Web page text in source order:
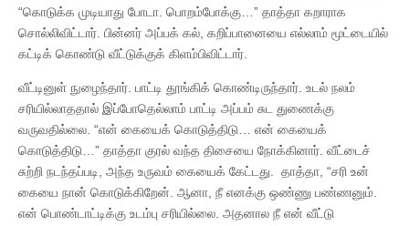
“கொடுக்க முடியாது போடா. பொறம்போக்கு…” தாத்தா கறாராக
சொல்லிவிட்டார். பின்னர் அப்பக் கல், கறிப்பானையை எல்லாம் மூட்டையில்
கட்டிக் கொண்டு வீட்டுக்குக் கிளம்பிவிட்டார்.
வீட்டினுள் நுழைந்தார். பாட்டி தூங்கிக் கொண்டிருந்தார். உடல் நலம்
சரியில்லாததால் இப்போதெல்லாம் பாட்டி அப்பம் சுட துணைக்கு
வருவதில்லை. “என் கையைக் கொடுத்திடு… என் கையைக்
கொடுத்திடு…” தாத்தா குரல் வந்த திசையை நோக்கினார். வீட்டைச்
சுற்றி நடந்தப்படி, அந்த உருவம் கையைக் கேட்டது. தாத்தா, “சரி உன்
கையை நான் கொடுக்கிறேன். ஆனா, நீ எனக்கு ஒண்ணு பண்ணனும்.
என் பொண்டாட்டிக்கு உடம்பு சரியில்லை. அதனால நீ என் வீட்டு